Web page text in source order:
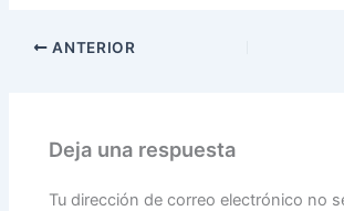
ANTERIOR
Deja una respuesta
Tu dirección de correo electrónico no